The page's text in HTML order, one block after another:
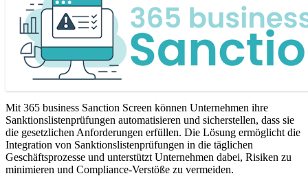
Mit 365 business Sanction Screen können Unternehmen ihre
Sanktionslistenprüfungen automatisieren und sicherstellen, dass sie
die gesetzlichen Anforderungen erfüllen. Die Lösung ermöglicht die
Integration von Sanktionslistenprüfungen in die täglichen
Geschäftsprozesse und unterstützt Unternehmen dabei, Risiken zu
minimieren und Compliance-Verstöße zu vermeiden.